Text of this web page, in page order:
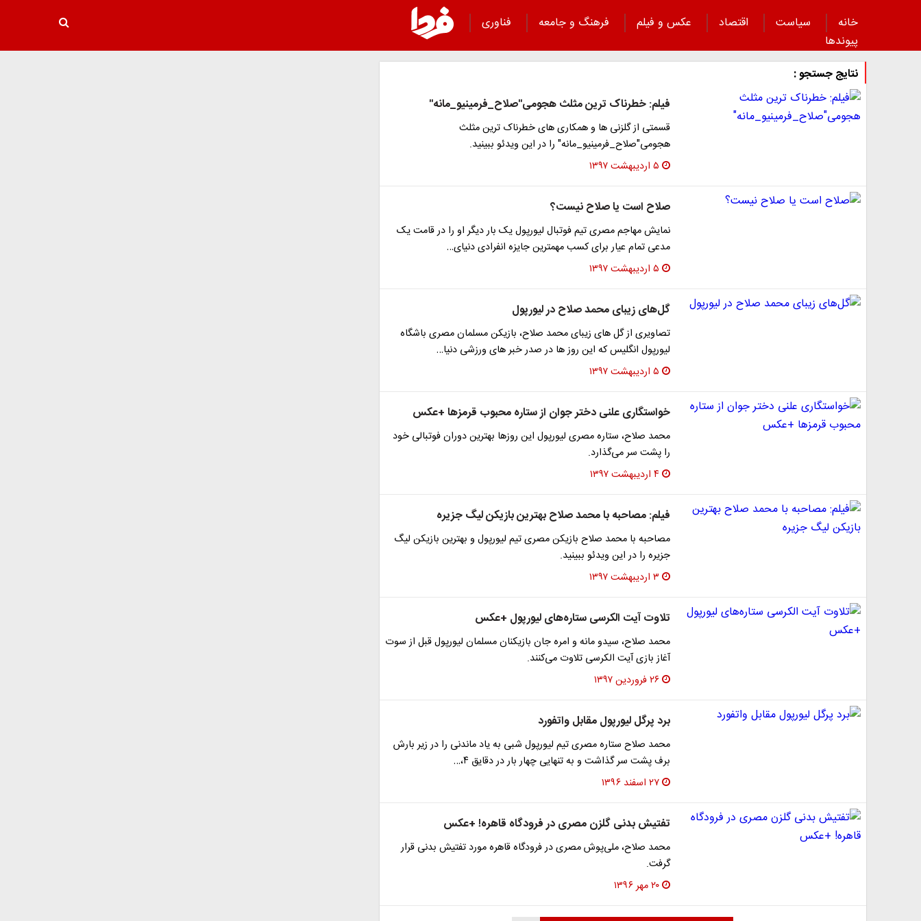
خانه سیاست اقتصاد عکس و فیلم فرهنگ و جامعه
فناوری
پیوند‌ها
نتایج جستجو :
فیلم: خطرناک ترین مثلث هجومی"صلاح_فرمینیو_مانه"
قسمتی از گلزنی ها و همکاری های خطرناک ترین مثلث
هجومی"صلاح_فرمینیو_مانه" را در این ویدئو ببینید.
۵ اردیبهشت ۱۳۹۷
صلاح است یا صلاح نیست؟
نمایش مهاجم مصری تیم فوتبال لیورپول یک بار دیگر او را در قامت یک
مدعی تمام عیار برای کسب مهمترین جایزه انفرادی دنیای…
۵ اردیبهشت ۱۳۹۷
گل‌های زیبای محمد صلاح در لیورپول
تصاویری از گل های زیبای محمد صلاح، بازیکن مسلمان مصری باشگاه
لیورپول انگلیس که این روز ها در صدر خبر های ورزشی دنیا…
۵ اردیبهشت ۱۳۹۷
خواستگاری علنی دختر جوان از ستاره محبوب قرمزها +عکس
محمد صلاح، ستاره مصری لیورپول این روز‌ها بهترین دوران فوتبالی خود
را پشت سر می‌گذارد.
۴ اردیبهشت ۱۳۹۷
فیلم: مصاحبه با محمد صلاح بهترین بازیکن لیگ جزیره
مصاحبه با محمد صلاح بازیکن مصری تیم لیورپول و بهترین بازیکن لیگ
جزیره را در این ویدئو ببینید.
۳ اردیبهشت ۱۳۹۷
تلاوت آیت الکرسی ستاره‌های لیورپول +عکس
محمد صلاح، سیدو مانه و امره جان بازیکنان مسلمان لیورپول قبل از سوت
آغاز بازی آیت الکرسی تلاوت می‌کنند.
۲۶ فروردین ۱۳۹۷
برد پرگل لیورپول مقابل واتفورد
محمد صلاح ستاره مصری تیم لیورپول شبی به یاد ماندنی را در زیر بارش
برف پشت سر گذاشت و به تنهایی چهار بار در دقایق ۴،…
۲۷ اسفند ۱۳۹۶
تفتیش بدنی گلزن مصری در فرودگاه قاهره! +عکس
محمد صلاح، ملی‌پوش مصری در فرودگاه قاهره مورد تفتیش بدنی قرار
گرفت.
۲۰ مهر ۱۳۹۶